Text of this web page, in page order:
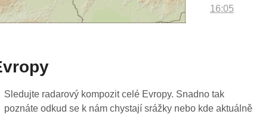
16:05
15:05
14:55
Sledujte radarový kompozit celé Evropy. Snadno tak
poznáte odkud se k nám chystají srážky nebo kde aktuálně